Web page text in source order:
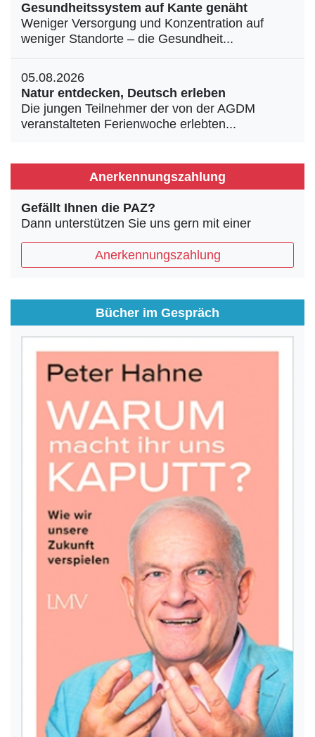
Gesundheitssystem auf Kante genäht
Weniger Versorgung und Konzentration auf
weniger Standorte – die Gesundheit...
05.08.2026
Natur entdecken, Deutsch erleben
Die jungen Teilnehmer der von der AGDM
veranstalteten Ferienwoche erlebten...
Anerkennungszahlung
Gefällt Ihnen die PAZ?
Dann unterstützen Sie uns gern mit einer
Anerkennungszahlung
Bücher im Gespräch